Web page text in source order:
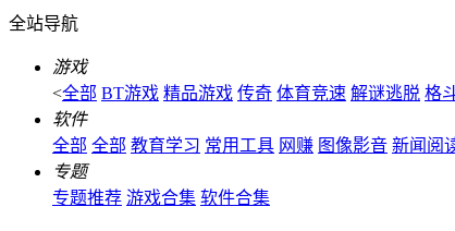
全站导航
游戏
<全部 BT游戏 精品游戏 传奇 体育竞速 解谜逃脱 格
软件
全部 全部 教育学习 常用工具 网赚 图像影音 新闻阅
专题
专题推荐 游戏合集 软件合集